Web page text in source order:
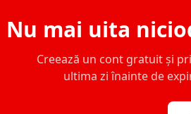
Nu mai uita
Creează un cont gratuit și
ultima zi înainte de